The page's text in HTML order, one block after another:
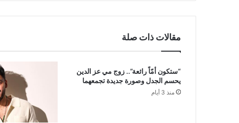
مقالات ذات صلة
“ستكون أمّاً رائعة”.. زوج مي عز الدين
يحسم الجدل وصورة جديدة تجمعهما
منذ 3 أيام